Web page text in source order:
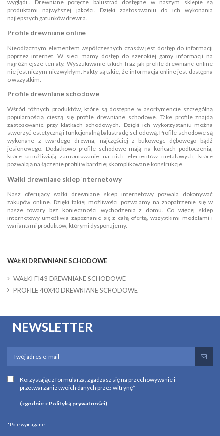
wyglądu. Drewniane poręcze balustrad dostępne w naszym sklepie są
produktami najwyższej jakości. Dzięki zastosowaniu do ich wykonania
najlepszych gatunków drewna.
Profile drewniane online
Nieodłącznym elementem współczesnych czasów jest dostęp do informacji
poprzez internet. W sieci mamy dostęp do szerokiej gamy informacji na
najróżniejsze tematy. Wyszukiwanie takich fraz jak profile drewniane online
nie jest niczym niezwykłym. Fakty są takie, że informacja online jest dostępna
o wszystkim.
Profile drewniane schodowe
Wśród różnych produktów, które są dostępne w asortymencie szczególną
popularnością cieszą się profile drewniane schodowe. Take profile znajdą
zastosowanie przy klatkach schodowych. Dzięki ich wykorzystaniu można
stworzyć estetyczną i funkcjonalną balustradę schodową. Profile schodowe są
wykonane z twardego drewna, najczęściej z bukowego dębowego bądź
jesionowego. Dodatkowo profile schodowe mają na końcach podtoczenia,
które umożliwiają zamontowanie na nich elementów metalowych, które
pozwalają na łączenie profili w bardziej skomplikowane konstrukcje.
Wałki drewniane sklep internetowy
Nasz oferujący wałki drewniane sklep internetowy pozwala dokonywać
zakupów online. Dzięki takiej możliwości pozwalamy na zaopatrzenie się w
nasze towary bez konieczności wychodzenia z domu. Co więcej sklep
internetowy umożliwia zapoznanie się z całą ofertą, wszystkimi modelami i
wariantami produktów, którymi dysponujemy.
WAŁKI DREWNIANE SCHODOWE
WAŁKI FI43 DREWNIANE SCHODOWE
PROFILE 40X40 DREWNIANE SCHODOWE
NEWSLETTER
Korzystając z formularza, zgadzasz się na przechowywanie i
przetwarzanie twoich danych przez witrynę*
(zgodnie z Polityką prywatności)
*Pole wymagane